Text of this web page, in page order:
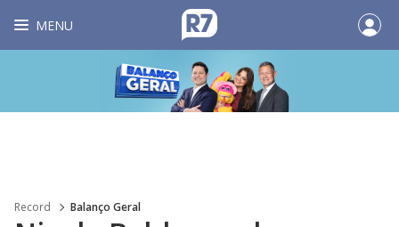
MENU
Record Balanço Geral